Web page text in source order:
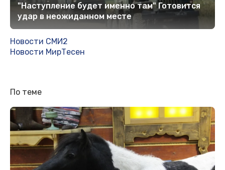
"Наступление будет именно там" Готовится
удар в неожиданном месте
Новости СМИ2
Новости МирТесен
По теме